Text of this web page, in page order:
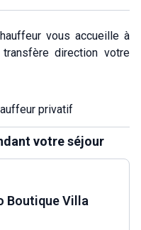
vous accueille à
direction votre
privatif
votre séjour
Boutique Villa